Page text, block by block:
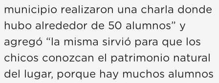
municipio realizaron una charla donde
hubo alrededor de 50 alumnos” y
agregó “la misma sirvió para que los
chicos conozcan el patrimonio natural
del lugar, porque hay muchos alumnos